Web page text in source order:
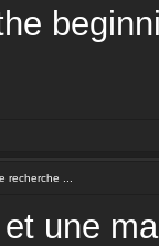
recherche ...
une